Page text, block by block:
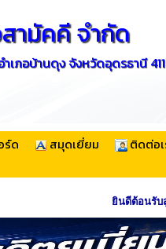
ามัคคี จำกัด
ภอบ้านดุง จังหวัดอุดรธานี
ร์ด สมุดเยี่ยม ติดต่อ
ยินดีต้อนรับสู่เ